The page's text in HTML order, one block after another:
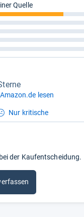
Quelle
lesen
Nur kritische
der Kaufentscheidung.